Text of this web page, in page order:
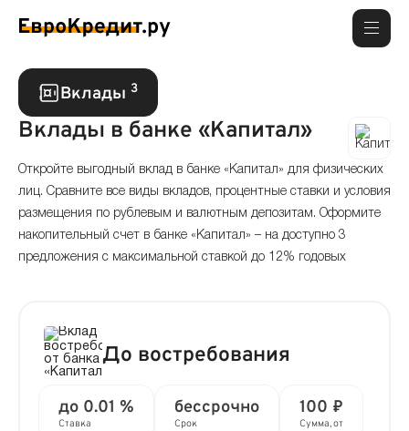
Вклады 3
Вклады в банке «Капитал»
Откройте выгодный вклад в банке «Капитал» для физических
лиц. Сравните все виды вкладов, процентные ставки и условия
размещения по рублевым и валютным депозитам. Оформите
накопительный счет в банке «Капитал» – на доступно 3
предложения с максимальной ставкой до 12% годовых
До востребования
до 0.01 %
Ставка
бессрочно
Срок
100 ₽
Сумма, от